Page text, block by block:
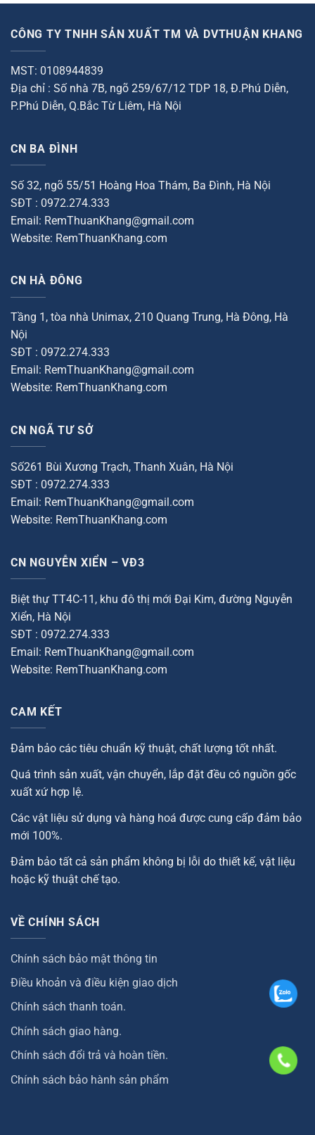
0
sao
0
sao
CÔNG TY TNHH SẢN XUẤT TM VÀ DVTHUẬN KHANG
MST: 0108944839
Địa chỉ : Số nhà 7B, ngõ 259/67/12 TDP 18, Đ.Phú Diễn,
P.Phú Diễn, Q.Bắc Từ Liêm, Hà Nội
CN BA ĐÌNH
Số 32, ngõ 55/51 Hoàng Hoa Thám, Ba Đình, Hà Nội
SĐT : 0972.274.333
Email: RemThuanKhang@gmail.com
Website: RemThuanKhang.com
CN HÀ ĐÔNG
Tầng 1, tòa nhà Unimax, 210 Quang Trung, Hà Đông, Hà
Nội
SĐT : 0972.274.333
Email: RemThuanKhang@gmail.com
Website: RemThuanKhang.com
CN NGÃ TƯ SỞ
Số261 Bùi Xương Trạch, Thanh Xuân, Hà Nội
SĐT : 0972.274.333
Email: RemThuanKhang@gmail.com
Website: RemThuanKhang.com
CN NGUYỄN XIỂN – VĐ3
Biệt thự TT4C-11, khu đô thị mới Đại Kim, đường Nguyễn
Xiển, Hà Nội
SĐT : 0972.274.333
Email: RemThuanKhang@gmail.com
Website: RemThuanKhang.com
CAM KẾT
Đảm bảo các tiêu chuẩn kỹ thuật, chất lượng tốt nhất.
Quá trình sản xuất, vận chuyển, lắp đặt đều có nguồn gốc
xuất xứ hợp lệ.
Các vật liệu sử dụng và hàng hoá được cung cấp đảm bảo
mới 100%.
Đảm bảo tất cả sản phẩm không bị lỗi do thiết kế, vật liệu
hoặc kỹ thuật chế tạo.
VỀ CHÍNH SÁCH
Chính sách bảo mật thông tin
Điều khoản và điều kiện giao dịch
Chính sách thanh toán.
Chính sách giao hàng.
Chính sách đổi trả và hoàn tiền.
Chính sách bảo hành sản phẩm